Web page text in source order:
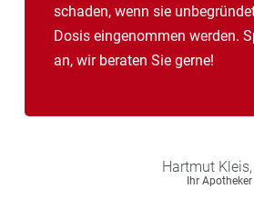
schaden, wenn sie
Dosis eingenommen werden.
an, wir beraten Sie gerne!
Hartmut Kleis,
Ihr Apotheker